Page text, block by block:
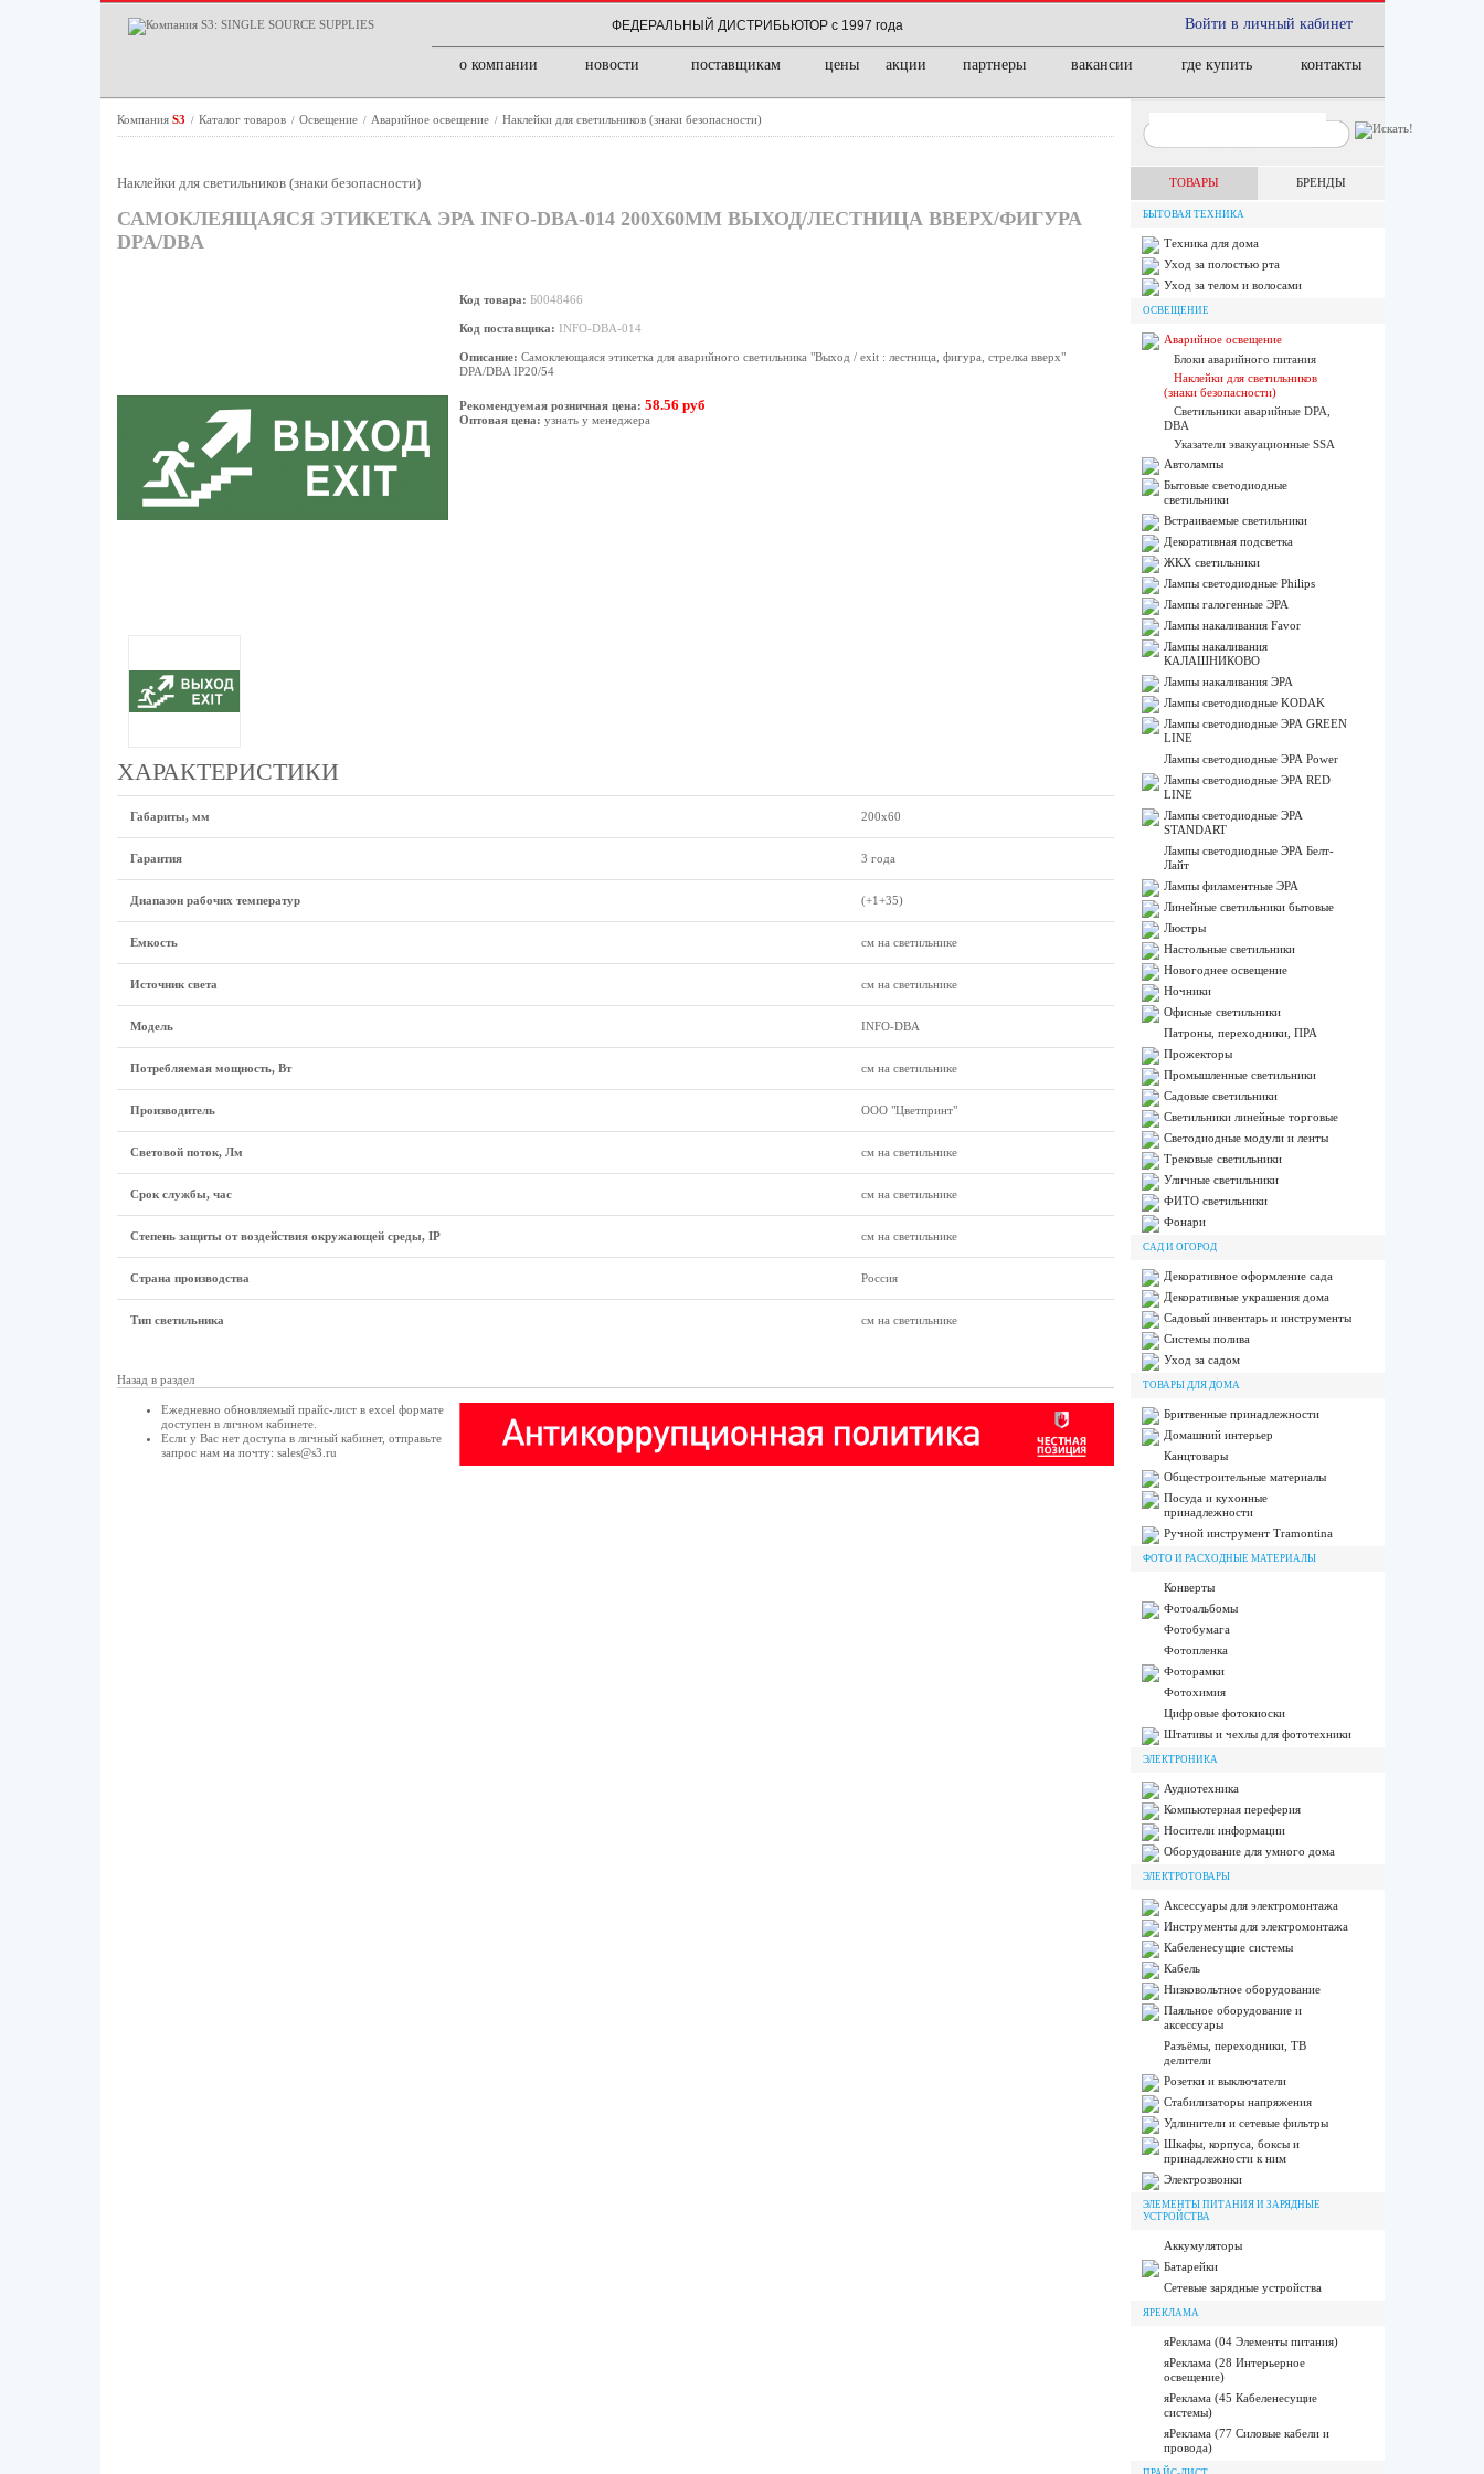
Войти в личный кабинет
ФЕДЕРАЛЬНЫЙ ДИСТРИБЬЮТОР с 1997 года
о компании новости поставщикам цены акции партнеры вакансии где купить контакты
Компания S3 / Каталог товаров / Освещение / Аварийное освещение / Наклейки для светильников (знаки безопасности)
Наклейки для светильников (знаки безопасности)
САМОКЛЕЯЩАЯСЯ ЭТИКЕТКА ЭРА INFO-DBA-014 200Х60ММ ВЫХОД/ЛЕСТНИЦА ВВЕРХ/ФИГУРА
DPA/DBA
Код товара: Б0048466
Код поставщика: INFO-DBA-014
Описание: Самоклеющаяся этикетка для аварийного светильника "Выход / exit : лестница, фигура, стрелка вверх"
DPA/DBA IP20/54
Рекомендуемая розничная цена: 58.56 руб
Оптовая цена: узнать у менеджера
ХАРАКТЕРИСТИКИ
Габариты, мм 200х60
Гарантия 3 года
Диапазон рабочих температур (+1+35)
Емкость см на светильнике
Источник света см на светильнике
Модель INFO-DBA
Потребляемая мощность, Вт см на светильнике
Производитель ООО "Цветпринт"
Световой поток, Лм см на светильнике
Срок службы, час см на светильнике
Степень защиты от воздействия окружающей среды, IP см на светильнике
Страна производства Россия
Тип светильника см на светильнике
Назад в раздел
Ежедневно обновляемый прайс-лист в excel формате
доступен в личном кабинете.
Если у Вас нет доступа в личный кабинет, отправьте
запрос нам на почту: sales@s3.ru
ТОВАРЫ БРЕНДЫ
БЫТОВАЯ ТЕХНИКА
Техника для дома
Уход за полостью рта
Уход за телом и волосами
ОСВЕЩЕНИЕ
Аварийное освещение
Блоки аварийного питания
Наклейки для светильников
(знаки безопасности)
Светильники аварийные DPA,
DBA
Указатели эвакуационные SSA
Автолампы
Бытовые светодиодные
светильники
Встраиваемые светильники
Декоративная подсветка
ЖКХ светильники
Лампы cветодиодные Philips
Лампы галогенные ЭРА
Лампы накаливания Favor
Лампы накаливания
КАЛАШНИКОВО
Лампы накаливания ЭРА
Лампы светодиодные KODAK
Лампы светодиодные ЭРА GREEN
LINE
Лампы светодиодные ЭРА Power
Лампы светодиодные ЭРА RED
LINE
Лампы светодиодные ЭРА
STANDART
Лампы светодиодные ЭРА Белт-
Лайт
Лампы филаментные ЭРА
Линейные светильники бытовые
Люстры
Настольные светильники
Новогоднее освещение
Ночники
Офисные светильники
Патроны, переходники, ПРА
Прожекторы
Промышленные светильники
Садовые светильники
Светильники линейные торговые
Светодиодные модули и ленты
Трековые светильники
Уличные светильники
ФИТО светильники
Фонари
САД И ОГОРОД
Декоративное оформление сада
Декоративные украшения дома
Садовый инвентарь и инструменты
Системы полива
Уход за садом
ТОВАРЫ ДЛЯ ДОМА
Бритвенные принадлежности
Домашний интерьер
Канцтовары
Общестроительные материалы
Посуда и кухонные
принадлежности
Ручной инструмент Tramontina
ФОТО И РАСХОДНЫЕ МАТЕРИАЛЫ
Конверты
Фотоальбомы
Фотобумага
Фотопленка
Фоторамки
Фотохимия
Цифровые фотокиоски
Штативы и чехлы для фототехники
ЭЛЕКТРОНИКА
Аудиотехника
Компьютерная переферия
Носители информации
Оборудование для умного дома
ЭЛЕКТРОТОВАРЫ
Аксессуары для электромонтажа
Инструменты для электромонтажа
Кабеленесущие системы
Кабель
Низковольтное оборудование
Паяльное оборудование и
аксессуары
Разъёмы, переходники, ТВ
делители
Розетки и выключатели
Стабилизаторы напряжения
Удлинители и сетевые фильтры
Шкафы, корпуса, боксы и
принадлежности к ним
Электрозвонки
ЭЛЕМЕНТЫ ПИТАНИЯ И ЗАРЯДНЫЕ
УСТРОЙСТВА
Аккумуляторы
Батарейки
Сетевые зарядные устройства
ЯРЕКЛАМА
яРеклама (04 Элементы питания)
яРеклама (28 Интерьерное
освещение)
яРеклама (45 Кабеленесущие
системы)
яРеклама (77 Силовые кабели и
провода)